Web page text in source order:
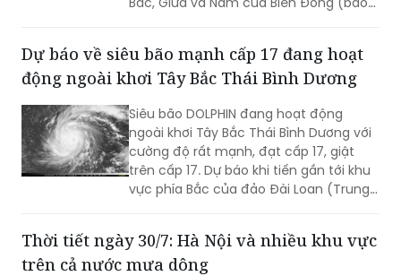
cao từ 2-4m, biển động rất mạnh.
Dự báo về siêu bão mạnh cấp 17 đang hoạt
động ngoài khơi Tây Bắc Thái Bình Dương
Siêu bão DOLPHIN đang hoạt động
ngoài khơi Tây Bắc Thái Bình Dương với
cường độ rất mạnh, đạt cấp 17, giật
trên cấp 17. Dự báo khi tiến gần tới khu
vực phía Bắc của đảo Đài Loan (Trung
Biển Đông gia tăng cường độ...
Thời tiết ngày 30/7: Hà Nội và nhiều khu vực
trên cả nước mưa dông